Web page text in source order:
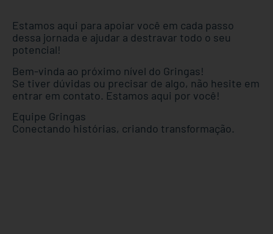
Estamos aqui para apoiar você em cada passo
dessa jornada e ajudar a destravar todo o seu
potencial!
Bem-vinda ao próximo nível do Gringas!
Se tiver dúvidas ou precisar de algo, não hesite em
entrar em contato. Estamos aqui por você!
Equipe Gringas
Conectando histórias, criando transformação.